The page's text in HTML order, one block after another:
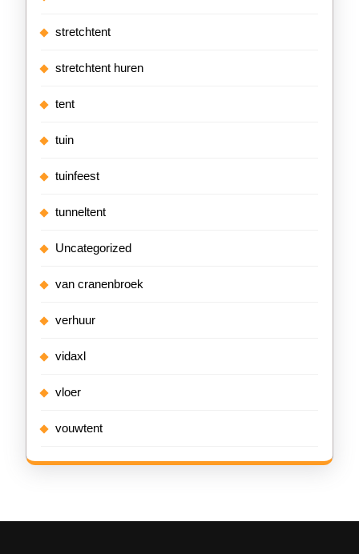
stretchtent
stretchtent huren
tent
tuin
tuinfeest
tunneltent
Uncategorized
van cranenbroek
verhuur
vidaxl
vloer
vouwtent